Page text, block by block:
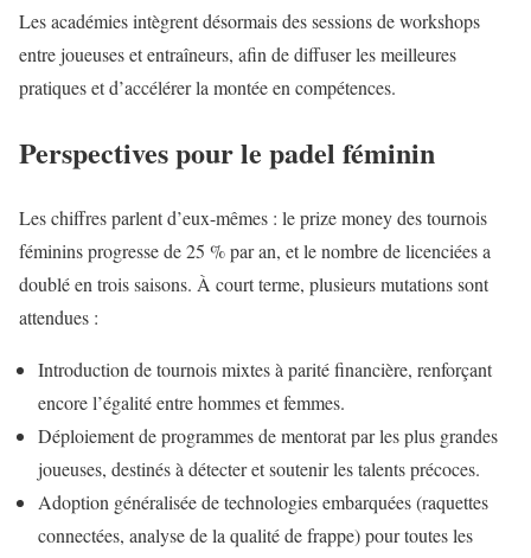
Les académies intègrent désormais des sessions de work­shops
entre joueuses et entraîneurs, afin de diffuser les meilleures
pratiques et d’accélérer la montée en compétences.
Perspectives pour le padel féminin
Les chiffres parlent d’eux-mêmes : le prize money des tournois
féminins progresse de 25 % par an, et le nombre de licenciées a
doublé en trois saisons. À court terme, plusieurs mutations sont
attendues :
Introduction de tournois mixtes à parité financière, renforçant
encore l’égalité entre hommes et femmes.
Déploiement de programmes de mentorat par les plus grandes
joueuses, destinés à détecter et soutenir les talents précoces.
Adoption généralisée de technologies embarquées (raquettes
connectées, analyse de la qualité de frappe) pour toutes les